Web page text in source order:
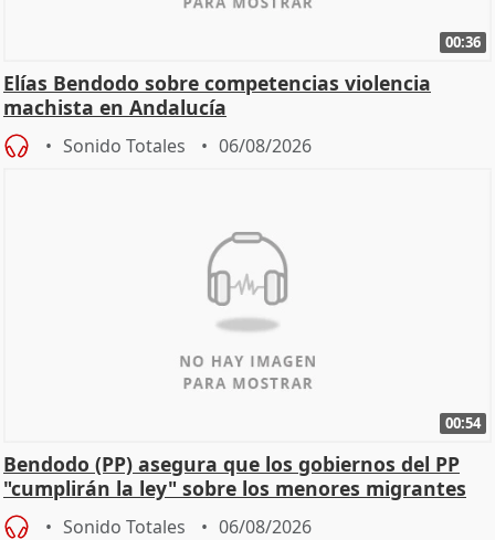
00:36
Elías Bendodo sobre competencias violencia
machista en Andalucía
Sonido Totales 06/08/2026
00:54
Bendodo (PP) asegura que los gobiernos del PP
"cumplirán la ley" sobre los menores migrantes
Sonido Totales 06/08/2026